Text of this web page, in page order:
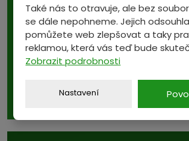
AKCE TÝDNE
3. 8. - 8. 8. 2026
Ocelohliníková
Také nás to otravuje, ale bez
se dále nepohneme. Jejich
pomůžete web zlepšovat a taky
reklamou, která vás teď bude
Zobrazit podrobnosti
Nastavení